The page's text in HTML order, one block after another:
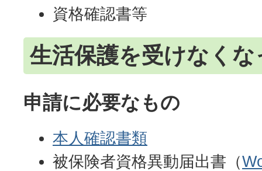
資格確認書等
生活保護を受けなく
申請に必要なもの
本人確認書類
被保険者資格異動届出書（